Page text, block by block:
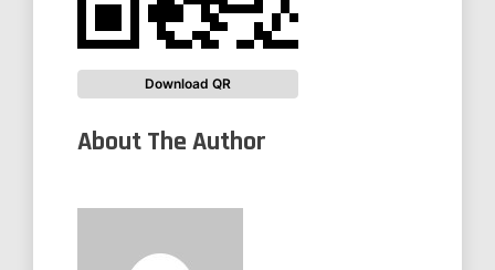
Download QR
About The Author